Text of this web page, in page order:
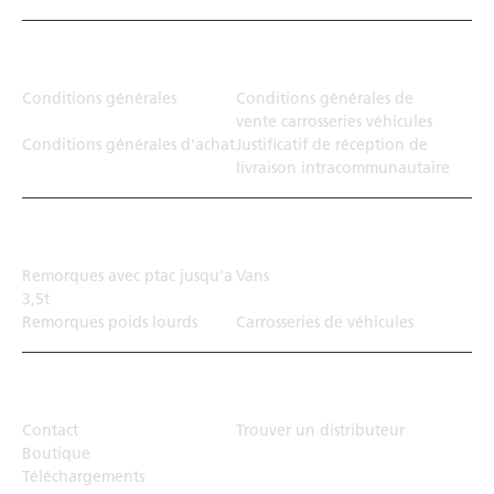
Conditions générales
Conditions générales de
vente carrosseries véhicules
Conditions générales d'achatJustificatif de réception de
livraison intracommunautaire
Remorques avec ptac jusqu'a
3,5t
Vans
Remorques poids lourds Carrosseries de véhicules
Contact
Trouver un distributeur
Boutique
Téléchargements